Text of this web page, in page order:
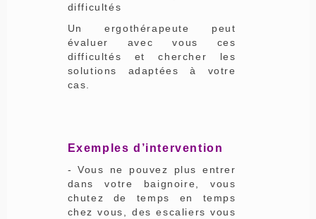
difficultés
Un ergothérapeute peut
évaluer avec vous ces
difficultés et chercher les
solutions adaptées à votre
cas.
Exemples d’intervention
- Vous ne pouvez plus entrer
dans votre baignoire, vous
chutez de temps en temps
chez vous, des escaliers vous